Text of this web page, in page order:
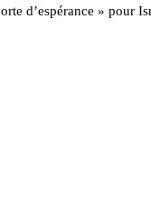
d’espérance » pour